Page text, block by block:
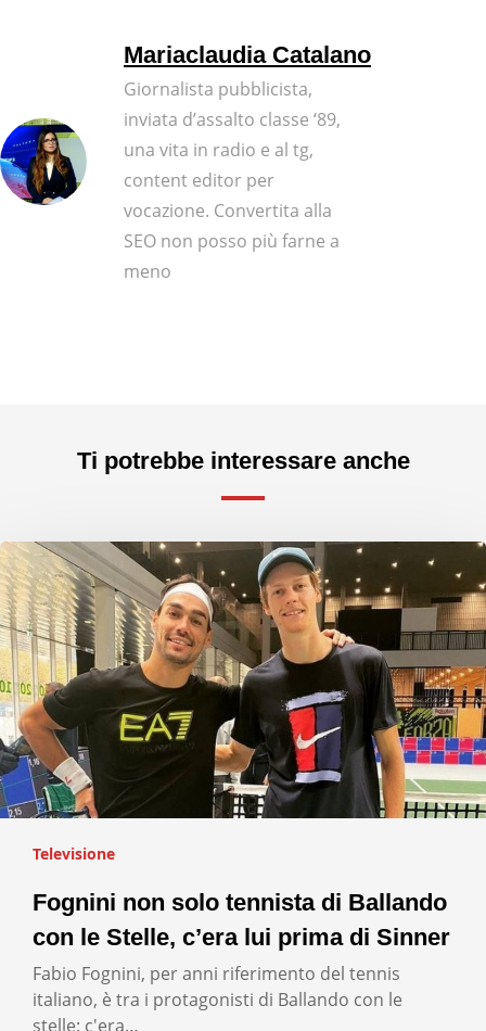
Mariaclaudia Catalano
Giornalista pubblicista,
inviata d’assalto classe ‘89,
una vita in radio e al tg,
content editor per
vocazione. Convertita alla
SEO non posso più farne a
meno
Ti potrebbe interessare anche
Televisione
Fognini non solo tennista di Ballando
con le Stelle, c’era lui prima di Sinner
Fabio Fognini, per anni riferimento del tennis
italiano, è tra i protagonisti di Ballando con le
stelle: c'era…